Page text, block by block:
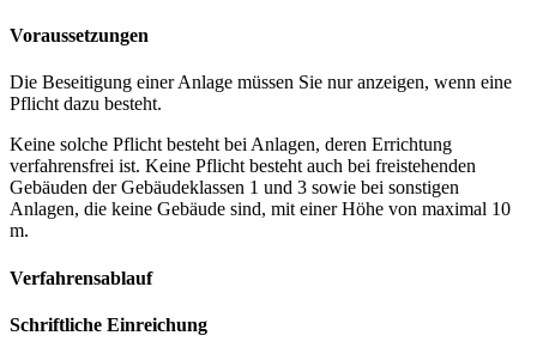
Voraussetzungen
Die Beseitigung einer Anlage müssen Sie nur anzeigen, wenn eine
Pflicht dazu besteht.
Keine solche Pflicht besteht bei Anlagen, deren Errichtung
verfahrensfrei ist. Keine Pflicht besteht auch bei freistehenden
Gebäuden der Gebäudeklassen 1 und 3 sowie bei sonstigen
Anlagen, die keine Gebäude sind, mit einer Höhe von maximal 10
m.
Verfahrensablauf
Schriftliche Einreichung